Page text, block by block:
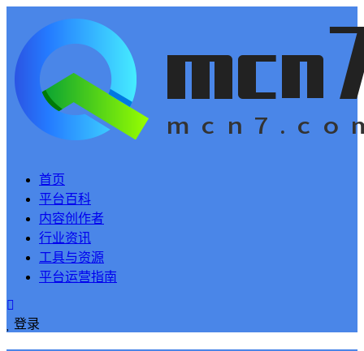
首页
平台百科
内容创作者
行业资讯
工具与资源
平台运营指南
登录